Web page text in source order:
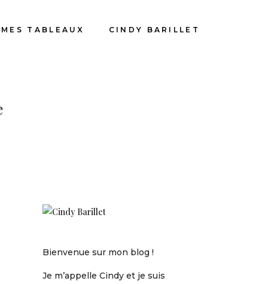
MES TABLEAUX CINDY BARILLET
Bienvenue sur mon blog !
Je m’appelle Cindy et je suis